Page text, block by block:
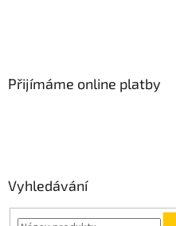
Přijímáme online platby
Vyhledávání